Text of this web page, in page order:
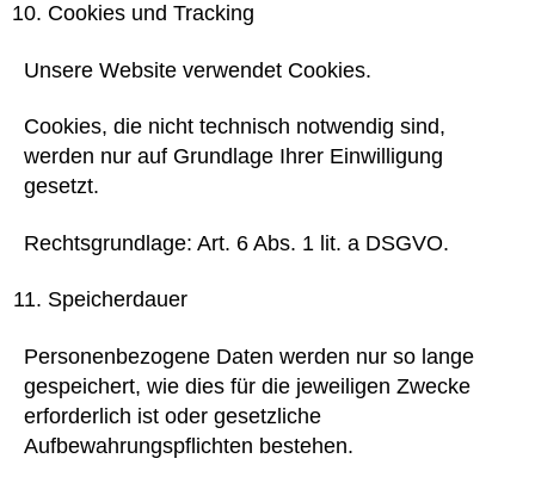
Cookies und Tracking
Unsere Website verwendet Cookies.
Cookies, die nicht technisch notwendig sind,
werden nur auf Grundlage Ihrer Einwilligung
gesetzt.
Rechtsgrundlage: Art. 6 Abs. 1 lit. a DSGVO.
Speicherdauer
Personenbezogene Daten werden nur so lange
gespeichert, wie dies für die jeweiligen Zwecke
erforderlich ist oder gesetzliche
Aufbewahrungspflichten bestehen.